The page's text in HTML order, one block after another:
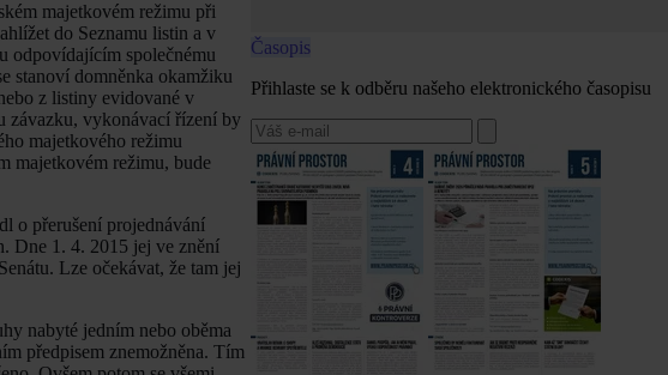
majetkovém režimu při
do Seznamu listin a v
odpovídajícím společnému
stanoví domněnka okamžiku
z listiny evidované v
závazku, vykonávací řízení by
majetkového režimu
majetkovém režimu, bude
o přerušení projednávání
Dne 1. 4. 2015 jej ve znění
Lze očekávat, že tam jej
nabyté jedním nebo oběma
předpisem znemožněna. Tím
Časopis
Přihlaste se k odběru našeho elektronického časopisu